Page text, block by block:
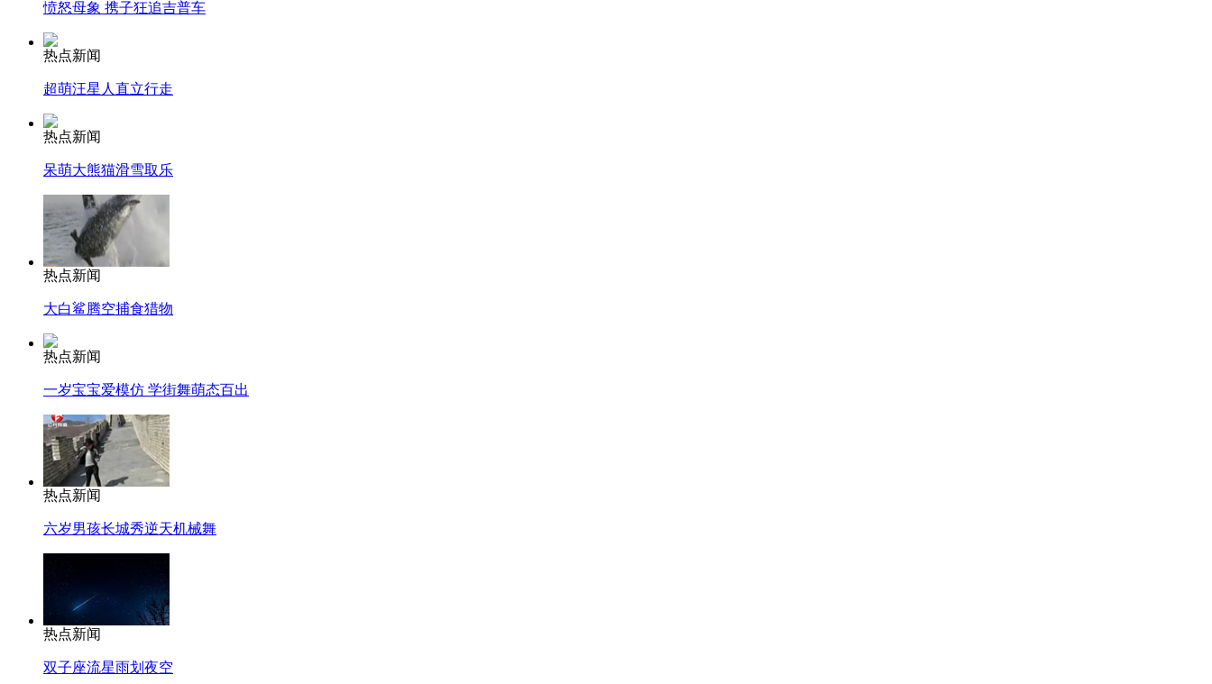
愤怒母象 携子狂追吉普车
热点新闻
超萌汪星人直立行走
热点新闻
呆萌大熊猫滑雪取乐
热点新闻
大白鲨腾空捕食猎物
热点新闻
一岁宝宝爱模仿 学街舞萌态百出
热点新闻
六岁男孩长城秀逆天机械舞
热点新闻
双子座流星雨划夜空